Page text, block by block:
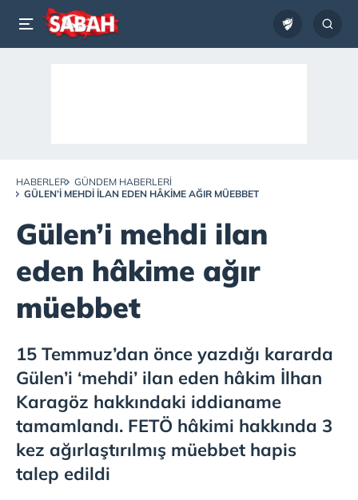
HABERLER
GÜNDEM HABERLERI
GÜLEN’I MEHDI ILAN EDEN HÂKIME AĞIR MÜEBBET
Gülen’i mehdi ilan
eden hâkime ağır
müebbet
15 Temmuz’dan önce yazdığı kararda
Gülen’i ‘mehdi’ ilan eden hâkim İlhan
Karagöz hakkındaki iddianame
tamamlandı. FETÖ hâkimi hakkında 3
kez ağırlaştırılmış müebbet hapis
talep edildi